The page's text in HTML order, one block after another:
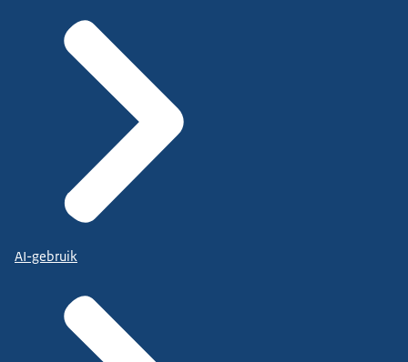
AI-gebruik